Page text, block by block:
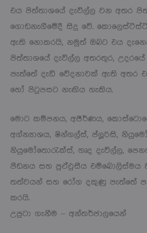
එය පිත්තාශයේ දැවිල්ල වන අතර
ගොඩනැගීමේදී සිදු වේ.
ඇති නොකරයි, නමුත් ඔබට එය
පිත්තාශයේ දැවිල්ල අතරතුර,
පැත්තේ දැඩි වේදනාවක් ඇති අතර
හෝ පිටුපසට නැඟිය හැකිය.
මොට කම්පනය, අජීර්ණය,
අග්න්‍යාශය, ෂින්ගල්ස්, ප්ලූරිසි,
නියුමෝතොරැක්ස්, හෘද දැවිල්ල,
පීඩනය සහ පුඵ්ඵුසීය එම්බොලිස්මය
තත්වයන් සහ රෝග දකුණු පැත්තේ
කරයි.
උපුටා ගැනීම – අන්තර්ජාලයෙන්